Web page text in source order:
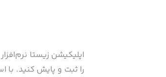
اپلیکیشن زیستا
را ثبت و پایش کنید. با